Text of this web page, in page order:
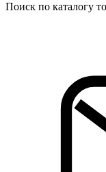
Поиск по каталогу